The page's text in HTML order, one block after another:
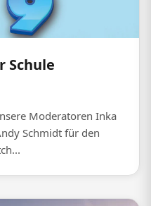
Schule
Moderatoren Inka
Schmidt für den